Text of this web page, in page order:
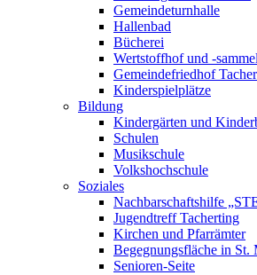
Gemeindeturnhalle
Hallenbad
Bücherei
Wertstoffhof und -
Gemeindefriedhof
Kinderspielplätze
Bildung
Kindergärten und
Schulen
Musikschule
Volkshochschule
Soziales
Nachbarschaftshilfe
Jugendtreff Tacherting
Kirchen und Pfarrämter
Begegnungsfläche in St.
Senioren-Seite